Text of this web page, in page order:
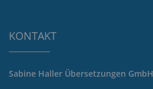
KONTAKT
Sabine Haller Übersetzungen GmbH